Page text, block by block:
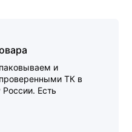
и
ТК в
Есть